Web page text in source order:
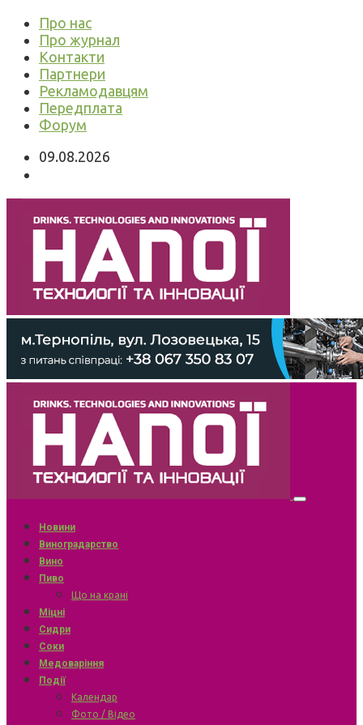
Про нас
Про журнал
Контакти
Партнери
Рекламодавцям
Передплата
Форум
09.08.2026
Новини
Виноградарство
Вино
Пиво
Що на крані
Міцні
Сидри
Соки
Медоваріння
Події
Календар
Фото / Відео